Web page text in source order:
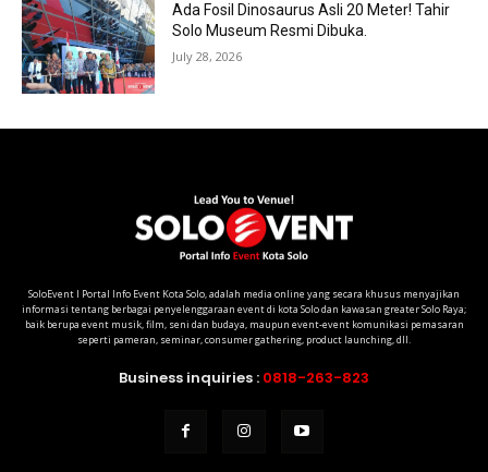
Ada Fosil Dinosaurus Asli 20 Meter! Tahir
Solo Museum Resmi Dibuka.
July 28, 2026
SoloEvent I Portal Info Event Kota Solo, adalah media online yang secara khusus menyajikan
informasi tentang berbagai penyelenggaraan event di kota Solo dan kawasan greater Solo Raya;
baik berupa event musik, film, seni dan budaya, maupun event-event komunikasi pemasaran
seperti pameran, seminar, consumer gathering, product launching, dll.
Business inquiries : 0818-263-823